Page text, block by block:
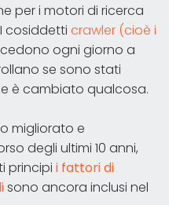
per i motori di ricerca
cosiddetti crawler (cioè i
ogni giorno a
se sono stati
è cambiato qualcosa.
migliorato e
degli ultimi 10 anni,
principi i fattori di
sono ancora inclusi nel